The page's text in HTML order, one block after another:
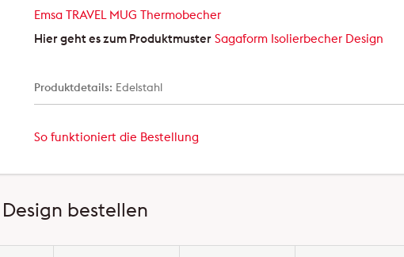
Emsa TRAVEL MUG Thermobecher
Hier geht es zum Produktmuster Sagaform Isolierbecher Design
Produktdetails: Edelstahl
So funktioniert die Bestellung
bestellen